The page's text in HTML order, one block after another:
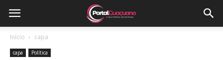
Início capa
capa Política